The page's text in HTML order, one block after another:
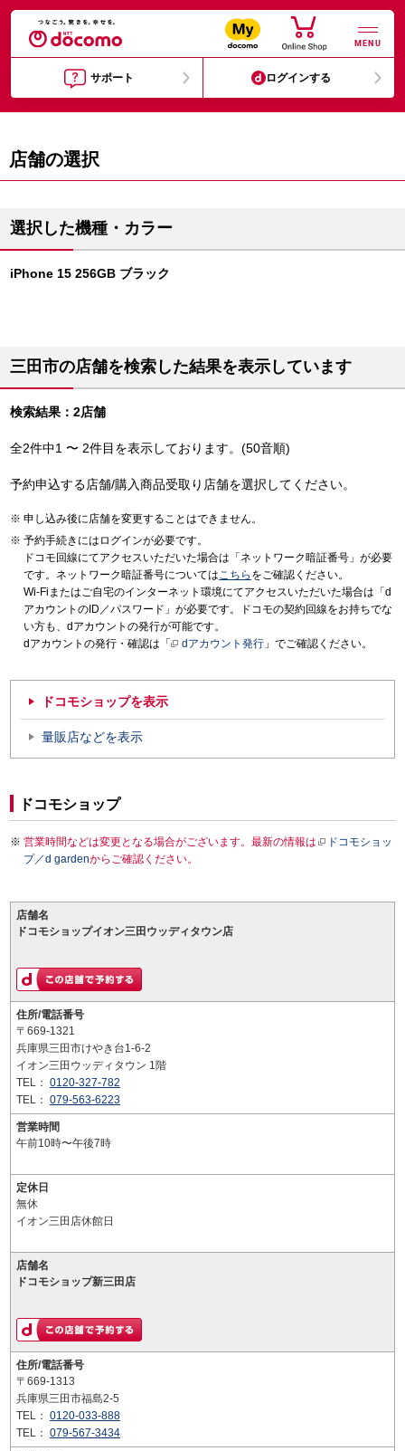
MENU
サポート ログインする
店舗の選択
選択した機種・カラー
iPhone 15 256GB ブラック
三田市の店舗を検索した結果を表示しています
検索結果：2店舗
全2件中1 〜 2件目を表示しております。(50音順)
予約申込する店舗/購入商品受取り店舗を選択してください。
申し込み後に店舗を変更することはできません。
予約手続きにはログインが必要です。
ドコモ回線にてアクセスいただいた場合は「ネットワーク暗証番号」が必要
です。ネットワーク暗証番号についてはこちら をご確認ください。
Wi-Fiまたはご自宅のインターネット環境にてアクセスいただいた場合は「d
アカウントのID／パスワード」が必要です。ドコモの契約回線をお持ちでな
い方も、dアカウントの発行が可能です。
dアカウントの発行・確認は「
dアカウント発行 」でご確認ください。
ドコモショップを表示
量販店などを表示
ドコモショップ
営業時間などは変更となる場合がございます。最新の情報は
ドコモショッ
プ／d gardenからご確認ください。
店舗名
ドコモショップイオン三田ウッディタウン店
住所/電話番号
〒669-1321
兵庫県三田市けやき台1-6-2
イオン三田ウッディタウン 1階
TEL： 0120-327-782
TEL： 079-563-6223
営業時間
午前10時〜午後7時
定休日
無休
イオン三田店休館日
店舗名
ドコモショップ新三田店
住所/電話番号
〒669-1313
兵庫県三田市福島2-5
TEL： 0120-033-888
TEL： 079-567-3434